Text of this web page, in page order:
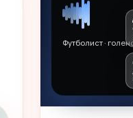
Футболист ·